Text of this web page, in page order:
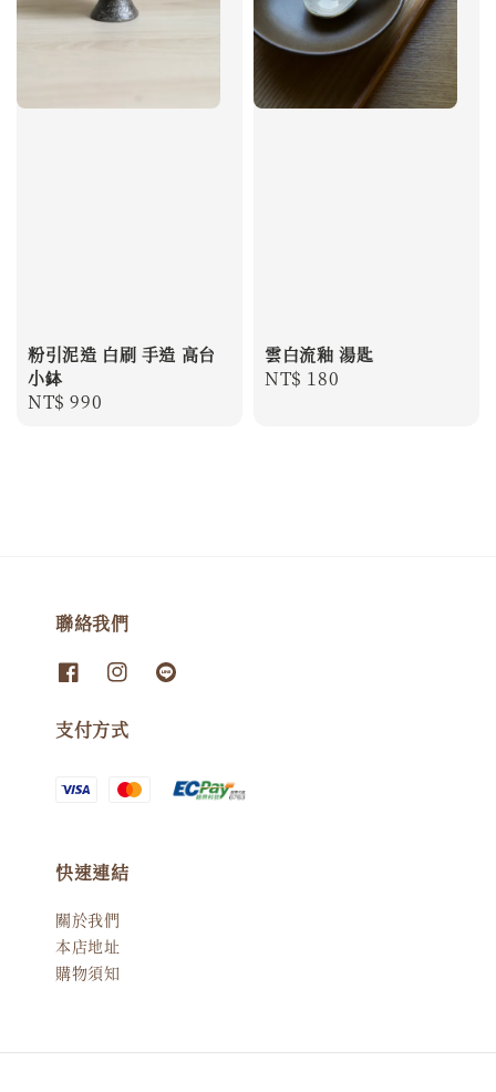
粉引泥造 白刷 手造 高台
小鉢
Regular
NT$ 990
雲白流釉 湯匙
Regular
NT$ 180
聯絡我們
支付方式
快速連結
關於我們
本店地址
購物須知